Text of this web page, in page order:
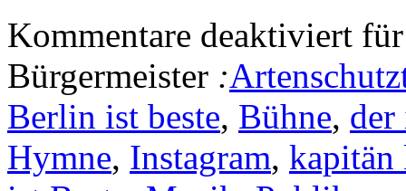
Kommentare deaktiviert
Bürgermeister :
Berlin ist beste, Bühne,
Hymne, Instagram, kapitän